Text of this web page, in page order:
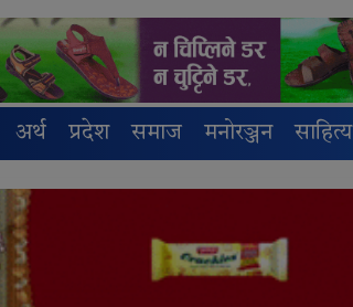
अर्थ प्रदेश समाज मनोरञ्जन साहित्य